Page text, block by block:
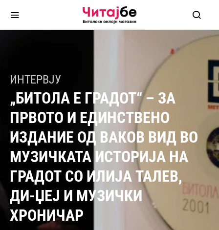
ИНТЕРВЈУ
„БИТОЛА Е ГРАДОТ“ – ЗА
ПРВОТО И ЕДИНСТВЕНО
ИЗДАНИЕ ОД ВАКОВ ВИД ВО
МУЗИЧКАТА ИСТОРИЈА НА
ГРАДОТ СО ИЛИЈА ТАЛЕВ,
ДИ-ЏЕЈ И МУЗИЧКИ
ХРОНИЧАР